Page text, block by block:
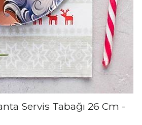
Servis Tabağı 26 Cm -